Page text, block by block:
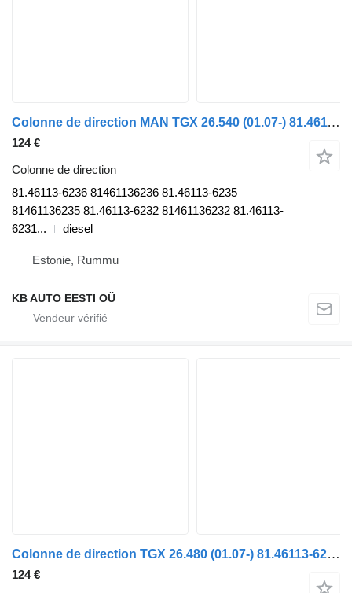
Colonne de direction MAN TGX 26.540 (01.07-) 81.46113-6236 pour camion MAN TGL, TGM, TGS, TGX (2005-2021)
124 €
Colonne de direction
81.46113-6236 81461136236 81.46113-6235
81461136235 81.46113-6232 81461136232 81.46113-
6231...
diesel
Estonie, Rummu
KB AUTO EESTI OÜ
Colonne de direction TGX 26.480 (01.07-) 81.46113-6236 pour camion MAN TGL, TGM, TGS, TGX (2005-2021)
124 €